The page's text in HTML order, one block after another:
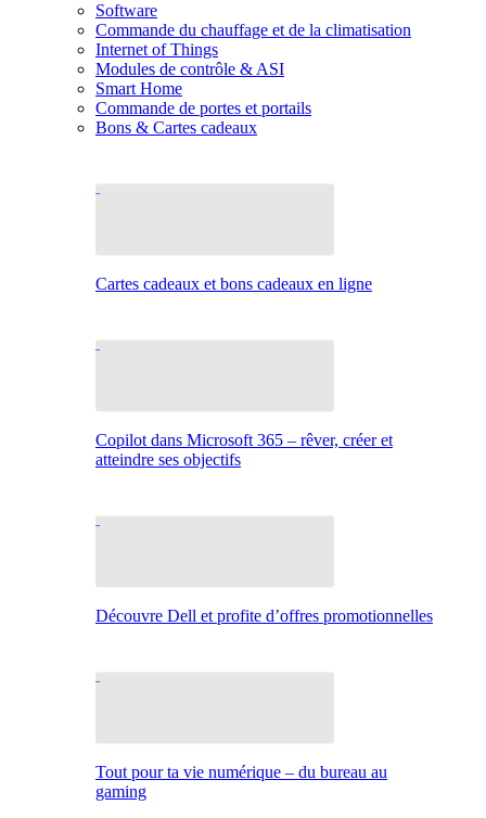
Software
Commande du chauffage et de la climatisation
Internet of Things
Modules de contrôle & ASI
Smart Home
Commande de portes et portails
Bons & Cartes cadeaux
Cartes cadeaux et bons cadeaux en ligne
Copilot dans Microsoft 365 – rêver, créer et
atteindre ses objectifs
Découvre Dell et profite d’offres promotionnelles
Tout pour ta vie numérique – du bureau au
gaming